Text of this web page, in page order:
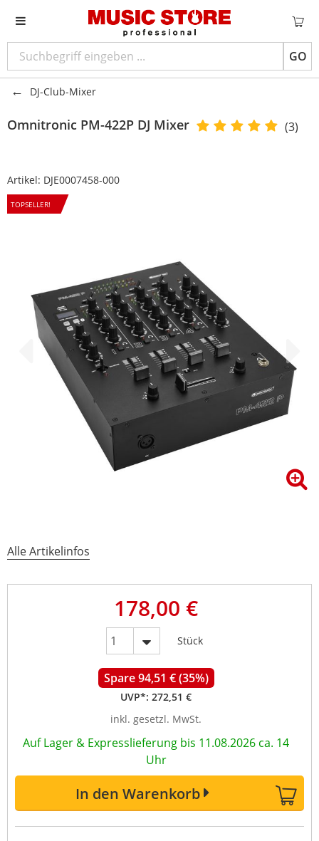
GO
DJ-Club-Mixer
Omnitronic PM-422P DJ Mixer (3)
Artikel: DJE0007458-000
TOPSELLER!
Alle Artikelinfos
178,00 €
Stück
Spare 94,51 € (35%)
UVP*: 272,51 €
inkl. gesetzl. MwSt.
Auf Lager & Expresslieferung bis 11.08.2026 ca. 14
Uhr
In den Warenkorb